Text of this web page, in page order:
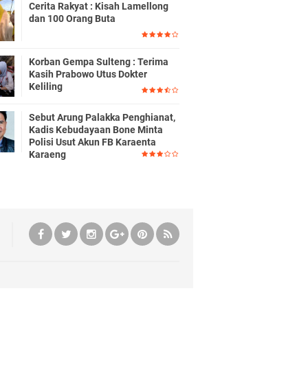
Cerita Rakyat : Kisah Lamellong
dan 100 Orang Buta
Korban Gempa Sulteng : Terima
Kasih Prabowo Utus Dokter
Keliling
Sebut Arung Palakka Penghianat,
Kadis Kebudayaan Bone Minta
Polisi Usut Akun FB Karaenta
Karaeng